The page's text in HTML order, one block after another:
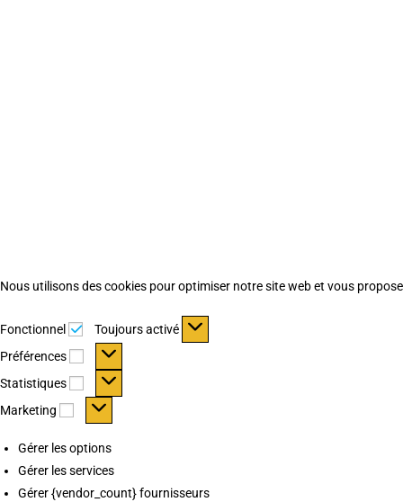
Nous utilisons des cookies pour optimiser notre site web et vous
Fonctionnel Fonctionnel
Toujours activé
Préférences
Préférences
Statistiques Statistiques
Marketing Marketing
Gérer les options
Gérer les services
Gérer {vendor_count} fournisseurs